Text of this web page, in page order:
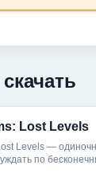
Lost Levels
Levels —
по